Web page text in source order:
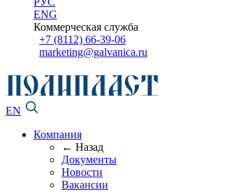
ENG
Коммерческая служба
+7 (8112) 66-39-06
marketing@galvanica.ru
EN
Компания
← Назад
Документы
Новости
Вакансии